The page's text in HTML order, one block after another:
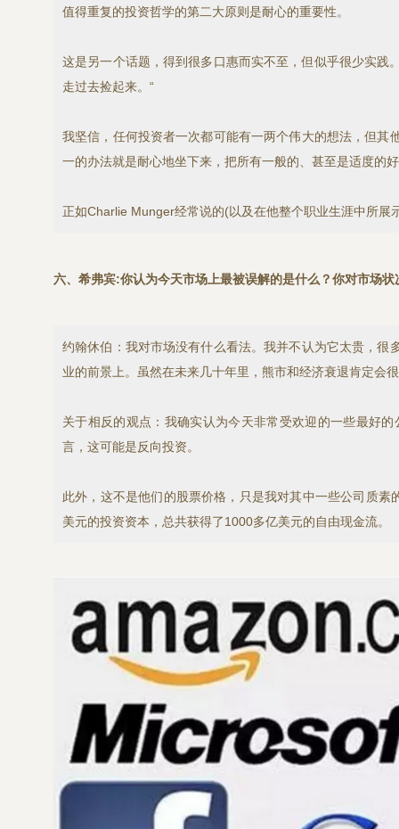
值得重复的投资哲学的第二大原则是耐心的重要性。
这是另一个话题，得到很多口惠而实不至，但似乎很少实
走过去捡起来。“
我坚信，任何投资者一次都可能有一两个伟大的想法，但
一的办法就是耐心地坐下来，把所有一般的、甚至是适度的
正如Charlie Munger经常说的(以及在他整个职业生涯中所
六、希弗宾:你认为今天市场上最被误解的是什么？你对市场
约翰休伯：我对市场没有什么看法。我并不认为它太贵，
业的前景上。虽然在未来几十年里，熊市和经济衰退肯定会
关于相反的观点：我确实认为今天非常受欢迎的一些最好
言，这可能是反向投资。
此外，这不是他们的股票价格，只是我对其中一些公司质
美元的投资资本，总共获得了1000多亿美元的自由现金流。